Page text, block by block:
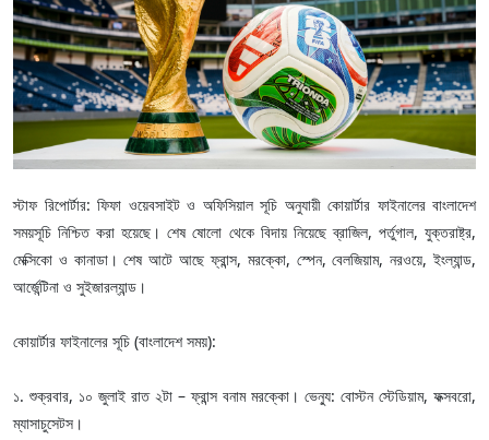
স্টাফ রিপোর্টার: ফিফা ওয়েবসাইট ও অফিসিয়াল সূচি অনুযায়ী কোয়ার্টার ফাইনালের বাংলাদেশ
সময়সূচি নিশ্চিত করা হয়েছে। শেষ ষোলো থেকে বিদায় নিয়েছে ব্রাজিল, পর্তুগাল, যুক্তরাষ্ট্র,
মেক্সিকো ও কানাডা। শেষ আটে আছে ফ্রান্স, মরক্কো, স্পেন, বেলজিয়াম, নরওয়ে, ইংল্যান্ড,
আর্জেন্টিনা ও সুইজারল্যান্ড।
কোয়ার্টার ফাইনালের সূচি (বাংলাদেশ সময়):
১. শুক্রবার, ১০ জুলাই রাত ২টা – ফ্রান্স বনাম মরক্কো। ভেন্যু: বোস্টন স্টেডিয়াম, ফক্সবরো,
ম্যাসাচুসেটস।